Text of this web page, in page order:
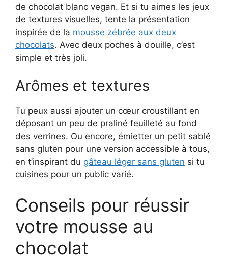
de chocolat blanc vegan. Et si tu aimes les jeux
de textures visuelles, tente la présentation
inspirée de la mousse zébrée aux deux
chocolats. Avec deux poches à douille, c’est
simple et très joli.
Arômes et textures
Tu peux aussi ajouter un cœur croustillant en
déposant un peu de praliné feuilleté au fond
des verrines. Ou encore, émietter un petit sablé
sans gluten pour une version accessible à tous,
en t’inspirant du gâteau léger sans gluten si tu
cuisines pour un public varié.
Conseils pour réussir
votre mousse au
chocolat